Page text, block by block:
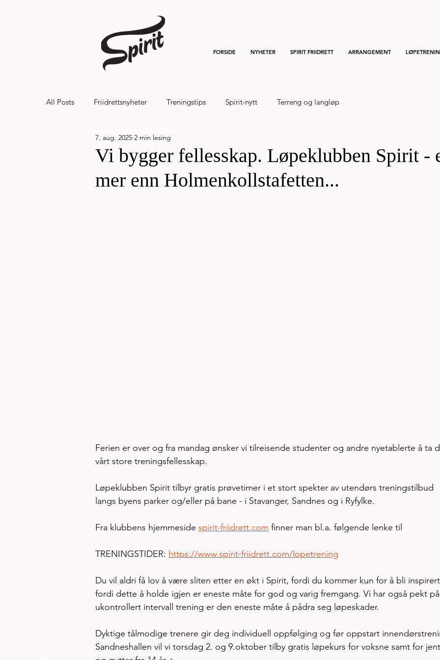
FORSIDE NYHETER SPIRIT FRIIDRETT ARRANGEMENT
All Posts Friidrettsnyheter Treningstips Spirit-nytt Terreng og langløp
Hålandsvannet halvmaraton og 7km 20
Vi bygger fellesskap. Løpeklubben Spirit -
mer enn Holmenkollstafetten...
7. aug. 2025 2 min lesing
Ferien er over og fra mandag ønsker vi tilreisende studenter og andre nyetablerte å ta
vårt store treningsfellesskap.
Løpeklubben Spirit tilbyr gratis prøvetimer i et stort spekter av utendørs treningstilbud
langs byens parker og/eller på bane - i Stavanger, Sandnes og i Ryfylke.
Fra klubbens hjemmeside spirit-friidrett.com finner man bl.a. følgende lenke til
TRENINGSTIDER: https://www.spirit-friidrett.com/lopetrening
Du vil aldri få lov å være sliten etter en økt i Spirit, fordi du kommer kun for å bli
fordi dette å holde igjen er eneste måte for god og varig fremgang. Vi har også pekt
ukontrollert intervall trening er den eneste måte å pådra seg løpeskader.
Dyktige tålmodige trenere gir deg individuell oppfølging og før oppstart
Sandneshallen vil vi torsdag 2. og 9.oktober tilby gratis løpekurs for voksne samt for